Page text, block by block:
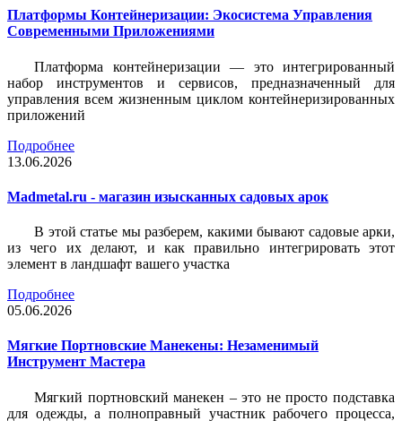
Платформы Контейнеризации: Экосистема Управления
Современными Приложениями
Платформа контейнеризации — это интегрированный
набор инструментов и сервисов, предназначенный для
управления всем жизненным циклом контейнеризированных
приложений
Подробнее
13.06.2026
Madmetal.ru - магазин изысканных садовых арок
В этой статье мы разберем, какими бывают садовые арки,
из чего их делают, и как правильно интегрировать этот
элемент в ландшафт вашего участка
Подробнее
05.06.2026
Мягкие Портновские Манекены: Незаменимый
Инструмент Мастера
Мягкий портновский манекен – это не просто подставка
для одежды, а полноправный участник рабочего процесса,